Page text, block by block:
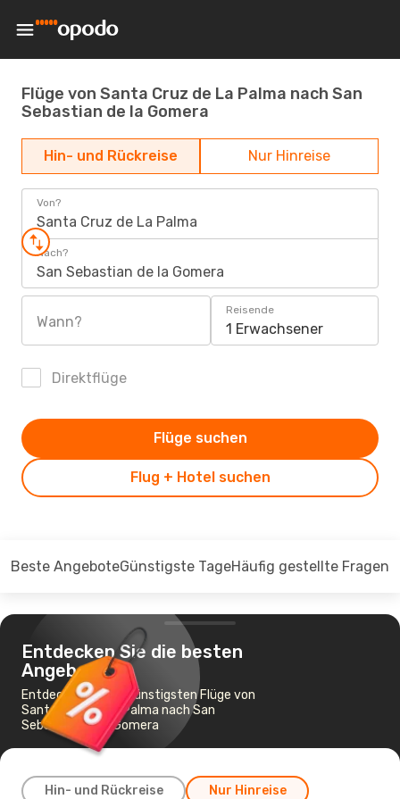
Flüge von Santa Cruz de La Palma nach San
Sebastian de la Gomera
Hin- und Rückreise Nur Hinreise
Von?
Santa Cruz de La Palma
Nach?
San Sebastian de la Gomera
Wann?
Reisende
1 Erwachsener
Direktflüge
Flug + Hotel suchen
Flüge suchen
Beste AngeboteGünstigste TageHäufig gestellte Fragen
Entdecken Sie die besten
Angebote
Entdecken Sie die günstigsten Flüge von
Santa Cruz de La Palma nach San
Sebastian de la Gomera
Hin- und Rückreise Nur Hinreise